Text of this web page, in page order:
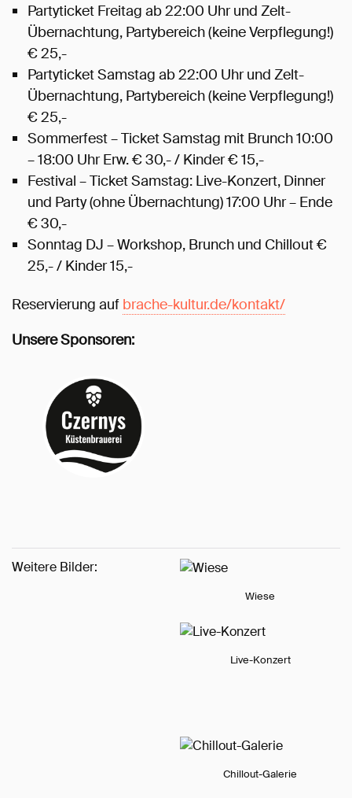
Partyticket Freitag ab 22:00 Uhr und Zelt-
Übernachtung, Partybereich (keine Verpflegung!)
€ 25,-
Partyticket Samstag ab 22:00 Uhr und Zelt-
Übernachtung, Partybereich (keine Verpflegung!)
€ 25,-
Sommerfest – Ticket Samstag mit Brunch 10:00
– 18:00 Uhr Erw. € 30,- / Kinder € 15,-
Festival – Ticket Samstag: Live-Konzert, Dinner
und Party (ohne Übernachtung) 17:00 Uhr – Ende
€ 30,-
Sonntag DJ – Workshop, Brunch und Chillout €
25,- / Kinder 15,-
Reservierung auf brache-kultur.de/kontakt/
Unsere Sponsoren:
Weitere Bilder:
Wiese
Live-Konzert
Chillout-Galerie